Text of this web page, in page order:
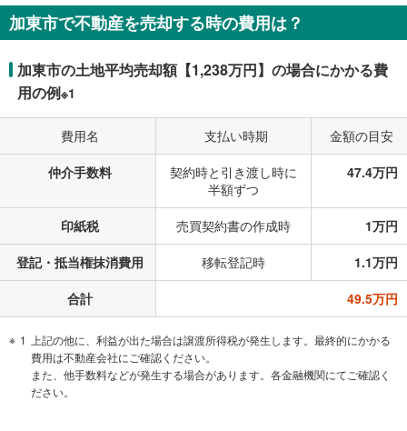
加東市で不動産を売却する時の費用は？
加東市の土地平均売却額【1,238万円】の場合にかかる費
用の例※1
費用名 支払い時期
金額の目安
仲介手数料
契約時と引き渡し時に
半額ずつ
47.4万円
印紙税 売買契約書の作成時
1万円
登記・抵当権抹消費用
移転登記時
1.1万円
合計
49.5万円
1
上記の他に、利益が出た場合は譲渡所得税が発生します。最終的にかかる
費用は不動産会社にご確認ください。
また、他手数料などが発生する場合があります。各金融機関にてご確認く
ださい。